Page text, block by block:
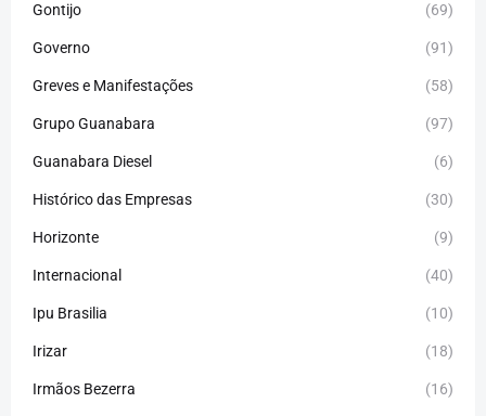
Gontijo (69)
Governo (91)
Greves e Manifestações (58)
Grupo Guanabara (97)
Guanabara Diesel (6)
Histórico das Empresas (30)
Horizonte (9)
Internacional (40)
Ipu Brasilia (10)
Irizar (18)
Irmãos Bezerra (16)